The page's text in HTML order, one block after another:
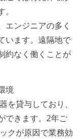
エンジニアの多く
います。遠隔地で
約なく働くことが
境
を貸与しており、
できます。2年ご
クが原因で業務効